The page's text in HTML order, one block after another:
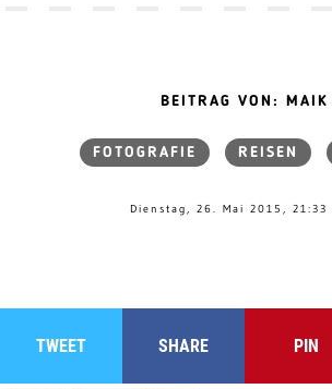
BEITRAG VON: MAIK
FOTOGRAFIE REISEN
Dienstag, 26. Mai 2015, 21:33
TWEET SHARE PIN